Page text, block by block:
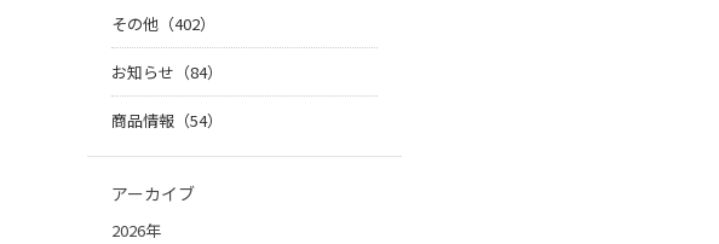
その他（402）
お知らせ（84）
商品情報（54）
アーカイブ
2026年